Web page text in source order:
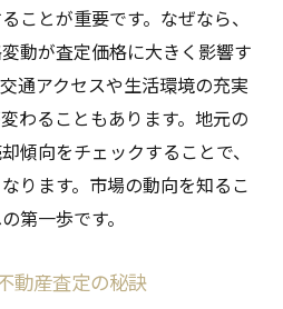
動産査定で避けるべき失敗
たい売却時のNG行動と対策
やってはいけない行動を解
るNGポイントと回避方法
却で損しないための注意
ことが重要です。なぜなら、
動が査定価格に大きく影響す
通アクセスや生活環境の充実
わることもあります。地元の
傾向をチェックすることで、
ります。市場の動向を知るこ
第一歩です。
動産査定の秘訣